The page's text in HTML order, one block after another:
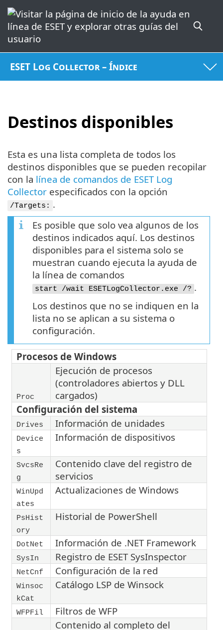
ESET Log Collector – Índice
Destinos disponibles
Esta es una lista completa de todos los
destinos disponibles que se pueden recopilar
con la línea de comandos de ESET Log
Collector especificados con la opción
/Targets: .
Es posible que solo vea algunos de los
destinos indicados aquí. Los destinos
disponibles para el sistema solo se
muestran cuando ejecuta la ayuda de
la línea de comandos
start /wait ESETLogCollector.exe /? .
Los destinos que no se indiquen en la
lista no se aplican a su sistema o
configuración.
Procesos de Windows
Proc
Ejecución de procesos
(controladores abiertos y DLL
cargados)
Configuración del sistema
Drives Información de unidades
Device
s
Información de dispositivos
SvcsRe
g
Contenido clave del registro de
servicios
WinUpd
ates
Actualizaciones de Windows
PsHist
ory
Historial de PowerShell
DotNet Información de .NET Framework
SysIn Registro de ESET SysInspector
NetCnf Configuración de la red
Winsoc
kCat
Catálogo LSP de Winsock
WFPFil Filtros de WFP
Contenido al completo del